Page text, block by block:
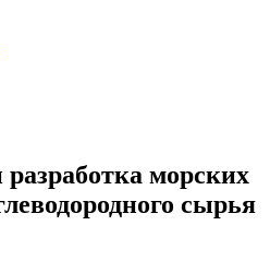
морских
сырья